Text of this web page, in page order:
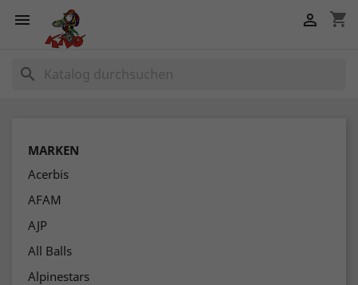
 shopping_cart

search
MARKEN
Acerbis
AFAM
AJP
All Balls
Alpinestars